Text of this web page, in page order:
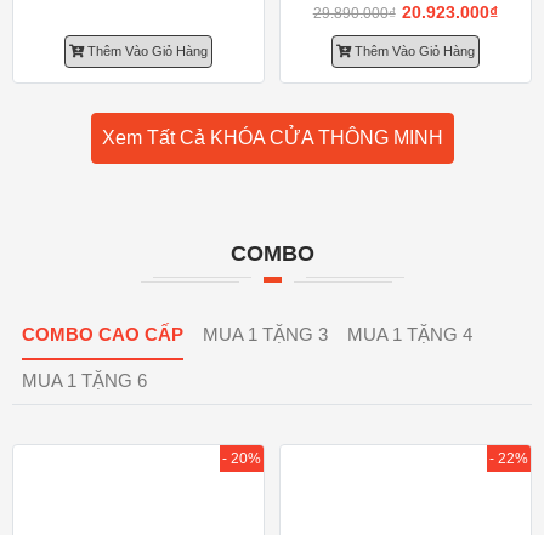
Thêm Vào Giỏ Hàng
29.890.000₫ 20.923.000₫
Thêm Vào Giỏ Hàng
Xem Tất Cả KHÓA CỬA THÔNG MINH
COMBO
COMBO CAO CẤP MUA 1 TẶNG 3 MUA 1 TẶNG 4
MUA 1 TẶNG 6
- 20% - 22%